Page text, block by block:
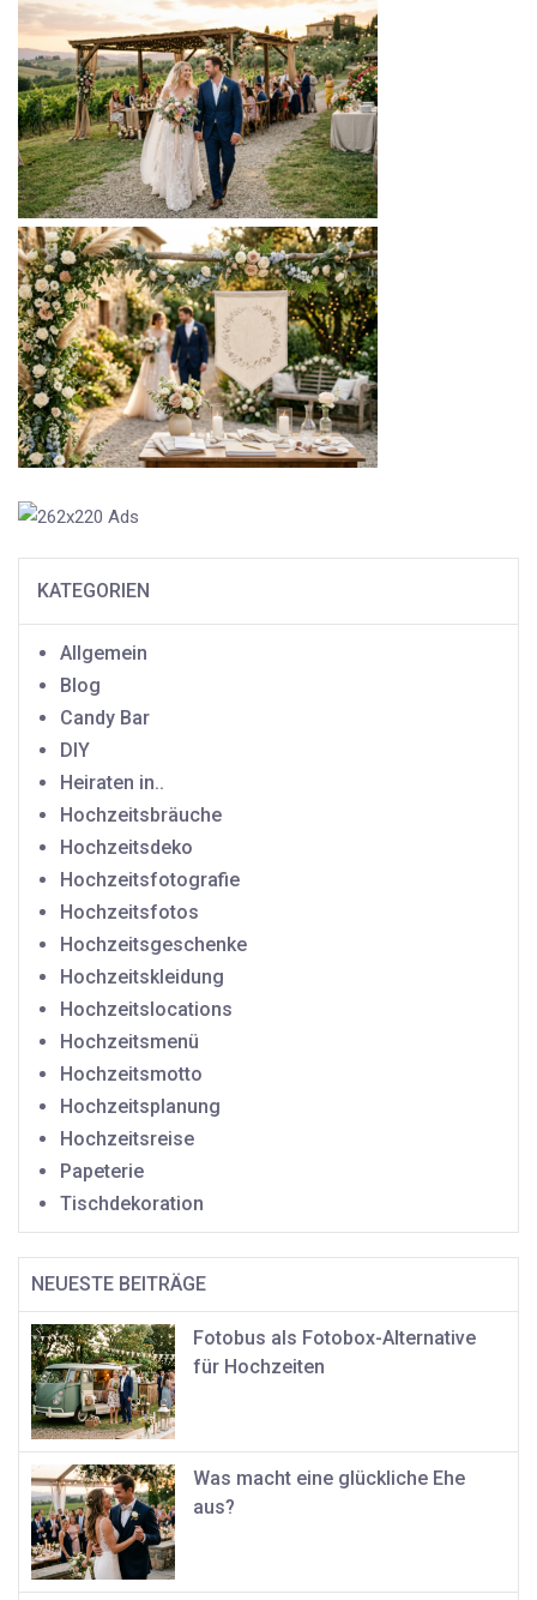
KATEGORIEN
Allgemein
Blog
Candy Bar
DIY
Heiraten in..
Hochzeitsbräuche
Hochzeitsdeko
Hochzeitsfotografie
Hochzeitsfotos
Hochzeitsgeschenke
Hochzeitskleidung
Hochzeitslocations
Hochzeitsmenü
Hochzeitsmotto
Hochzeitsplanung
Hochzeitsreise
Papeterie
Tischdekoration
NEUESTE BEITRÄGE
Fotobus als Fotobox-Alternative
für Hochzeiten
Was macht eine glückliche Ehe
aus?